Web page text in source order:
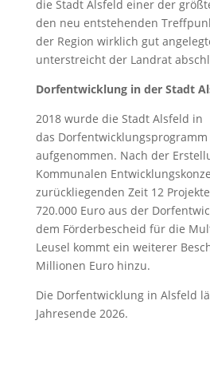
die Stadt Alsfeld einer der
den neu entstehenden
der Region wirklich gut
unterstreicht der Landrat
Dorfentwicklung in der Stadt
2018 wurde die Stadt Alsfeld in
das Dorfentwicklungsprogramm
aufgenommen. Nach der
Kommunalen
zurückliegenden Zeit 12
720.000 Euro aus der
dem Förderbescheid für die
Leusel kommt ein weiterer
Millionen Euro hinzu.
Die Dorfentwicklung in Alsfeld
Jahresende 2026.